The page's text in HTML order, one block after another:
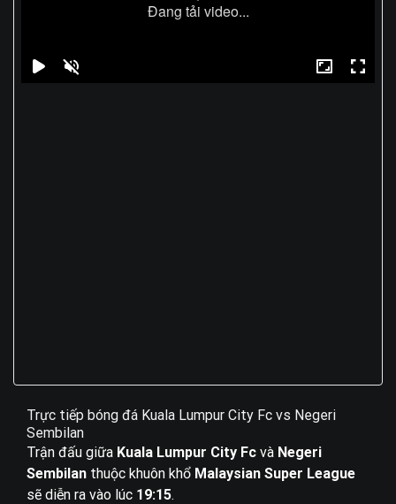
Đang tải video...
Trực tiếp bóng đá Kuala Lumpur City Fc vs Negeri
Sembilan
Trận đấu giữa Kuala Lumpur City Fc và Negeri
Sembilan thuộc khuôn khổ Malaysian Super League
sẽ diễn ra vào lúc 19:15.